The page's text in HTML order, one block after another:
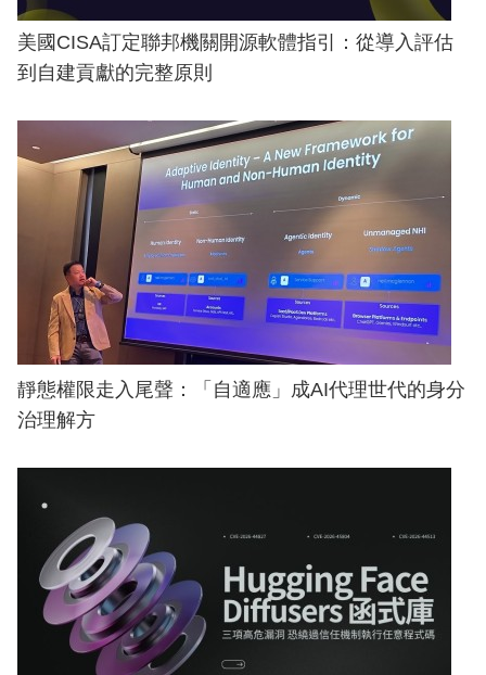
美國CISA訂定聯邦機關開源軟體指引：從導入評估
到自建貢獻的完整原則
靜態權限走入尾聲：「自適應」成AI代理世代的身分
治理解方